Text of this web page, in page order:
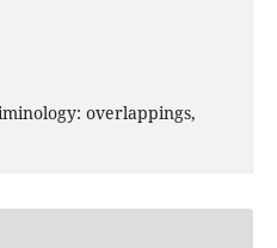
overlappings,